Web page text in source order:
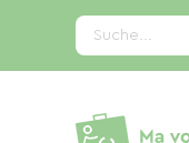
Suche...
Cookie-